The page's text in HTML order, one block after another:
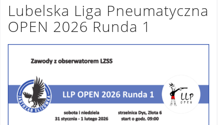
Lubelska Liga Pneumatyczna
OPEN 2026 Runda 1